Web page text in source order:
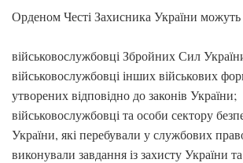
Орденом Честі Захисника України
військовослужбовці Збройних Сил
військовослужбовці інших військових
утворених відповідно до законів України;
військовослужбовці та особи сектору
України, які перебували у службових
виконували завдання із захисту України та